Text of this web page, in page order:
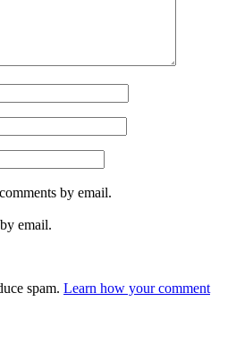
by email.
email.
spam. Learn how your comment